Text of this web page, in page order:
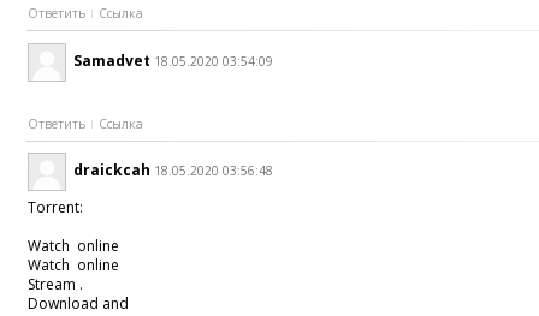
Ответить Ссылка
Samadvet 18.05.2020 03:54:09
Ответить Ссылка
draickcah 18.05.2020 03:56:48
Torrent:
Watch online
Watch online
Stream .
Download and